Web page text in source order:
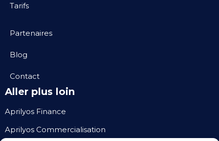
Tarifs
Partenaires
Blog
Contact
Aller plus loin
Aprilyos Finance
Aprilyos Commercialisation